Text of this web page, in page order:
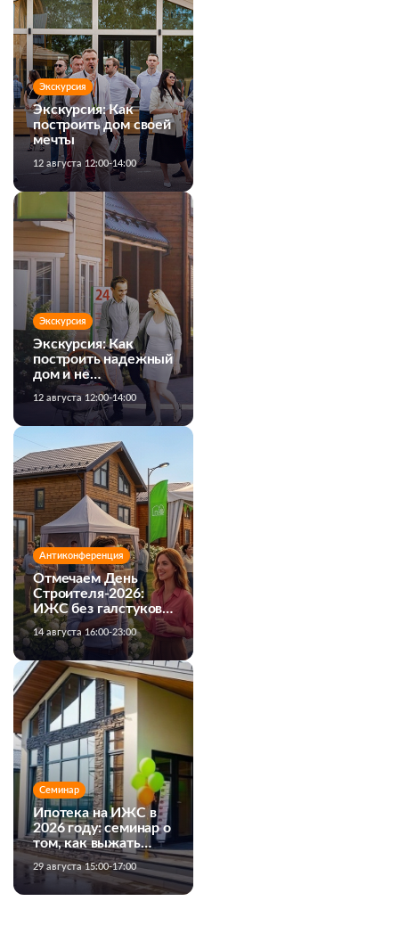
Экскурсия
Экскурсия: Как
построить дом своей
мечты
12 августа 12:00-14:00
Экскурсия
Экскурсия: Как
построить надежный
дом и не
переплатить
12 августа 12:00-14:00
Антиконференция
Отмечаем День
Строителя-2026:
ИЖС без галстуков и
официоза!
14 августа 16:00-23:00
Семинар
Ипотека на ИЖС в
2026 году: семинар о
том, как выжать
максимум из
банковских
29 августа 15:00-17:00